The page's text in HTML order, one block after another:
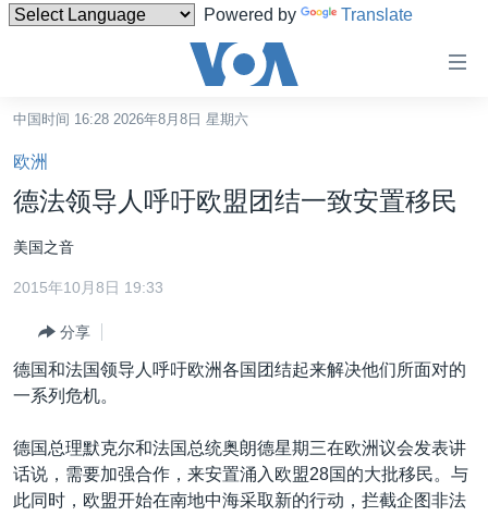
Powered by Translate
碍
链
接
转
内
转
到
航
跳
转
中国
台湾
港澳
国际
最新国际新闻
中东
欧洲
分类新闻
人权·法律·宗教
科教·文娱·体健
热点专题
白宫要闻
VOA视频
中国时间 16:28 2026年8月8日 星期六
欧洲
德法领导人呼吁欧盟团结一致安置移民
美国之音
2015年10月8日 19:33
分享
德国和法国领导人呼吁欧洲各国团结起来解决他们所面对的
一系列危机。
德国总理默克尔和法国总统奥朗德星期三在欧洲议会发表讲
话说，需要加强合作，来安置涌入欧盟28国的大批移民。与
此同时，欧盟开始在南地中海采取新的行动，拦截企图非法